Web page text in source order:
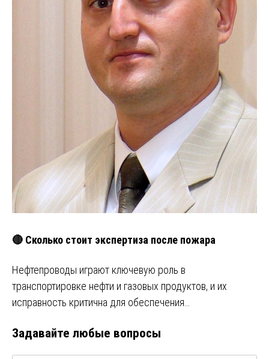
🔴 Сколько стоит экспертиза после пожара
Нефтепроводы играют ключевую роль в
транспортировке нефти и газовых продуктов, и их
исправность критична для обеспечения…
Задавайте любые вопросы